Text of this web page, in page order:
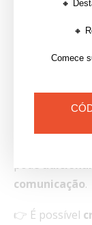
6. Use
pode
comunicação.
👉 É possível
🔸
🔸
Comece